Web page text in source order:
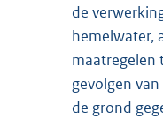
de
hemelwater,
maatregelen
gevolgen
de grond